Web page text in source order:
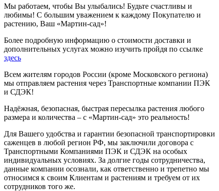
Мы работаем, чтобы Вы улыбались! Будьте счастливы и
любимы! С большим уважением к каждому Покупателю и
растению, Ваш «Мартин-сад»!
Более подробную информацию о стоимости доставки и
дополнительных услугах можно изучить пройдя по ссылке
здесь
Всем жителям городов России (кроме Московского региона)
мы отправляем растения через Транспортные компании ПЭК
и СДЭК!
Надёжная, безопасная, быстрая пересылка растения любого
размера и количества – с «Мартин-сад» это реальность!
Для Вашего удобства и гарантии безопасной транспортировки
саженцев в любой регион РФ, мы заключили договора с
Транспортными Компаниями ПЭК и СДЭК на особых
индивидуальных условиях. За долгие годы сотрудничества,
данные компании осознали, как ответственно и трепетно мы
относимся к своим Клиентам и растениям и требуем от их
сотрудников того же.